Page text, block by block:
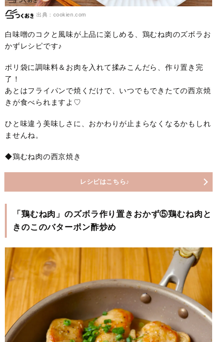
出典：cookien.com
白味噌のコクと風味が上品に楽しめる、鶏むね肉のズボラお
かずレシピです♪
ポリ袋に調味料＆お肉を入れて揉みこんだら、作り置き完
了！
あとはフライパンで焼くだけで、いつでもできたての西京焼
きが食べられますよ♡
ひと味違う美味しさに、おかわりが止まらなくなるかもしれ
ませんね。
◆鶏むね肉の西京焼き
レシピはこちら♪
「鶏むね肉」のズボラ作り置きおかず⑤鶏むね肉と
きのこのバターポン酢炒め